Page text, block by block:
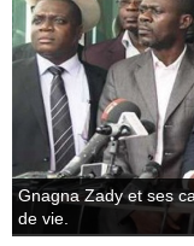
Gnagna Zady et ses
de vie.